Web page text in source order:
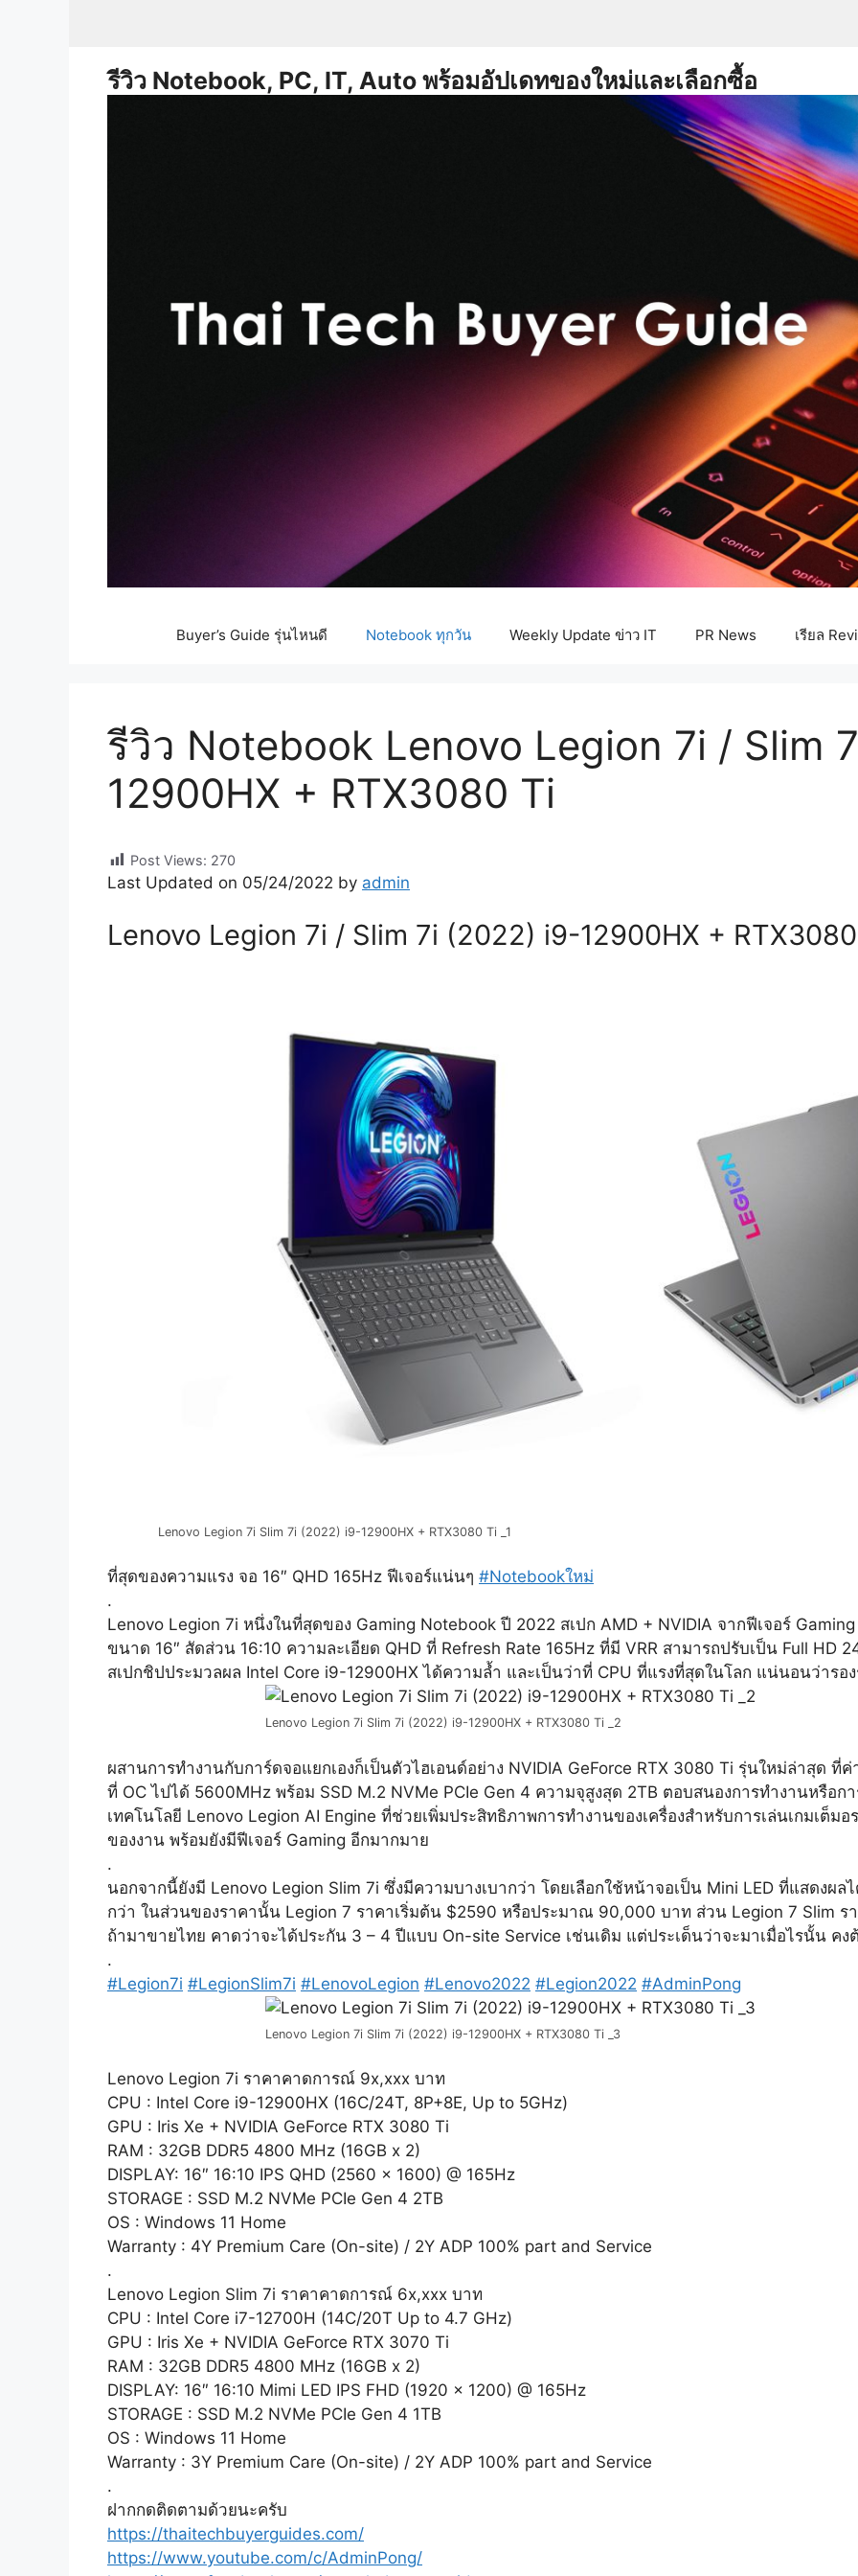
รีวิว Notebook, PC, IT, Auto พร้อมอัปเดทของใหม่และเลือกซื้อ
Buyer’s Guide รุ่นไหนดี Notebook ทุกวัน Weekly Update ข่าว IT PR News เรียล
รีวิว Notebook Lenovo Legion 7i / Slim
12900HX + RTX3080 Ti ​
Post Views: 270
Last Updated on 05/24/2022 by admin
Lenovo Legion 7i / Slim 7i (2022) i9-12900HX +
Lenovo Legion 7i Slim 7i (2022) i9-12900HX + RTX3080 Ti _1
ที่สุดของความแรง จอ 16″ QHD 165Hz ฟีเจอร์แน่นๆ #Notebookใหม่
.
Lenovo Legion 7i หนึ่งในที่สุดของ Gaming Notebook ปี 2022 สเปก AMD + NVIDIA จากฟีเจอร์
ขนาด 16″ สัดส่วน 16:10 ความละเอียด QHD ที่ Refresh Rate 165Hz ที่มี VRR สามารถปรับเป็น Full HD
สเปกชิปประมวลผล Intel Core i9-12900HX ได้ความล้ำ และเป็นว่าที่ CPU ที่แรงที่สุดในโลก แน่นอนว่ารอ
Lenovo Legion 7i Slim 7i (2022) i9-12900HX + RTX3080 Ti _2
ผสานการทำงานกับการ์ดจอแยกเองก็เป็นตัวไฮเอนด์อย่าง NVIDIA GeForce RTX 3080 Ti รุ่นใหม่ล่าสุด ที่
ที่ OC ไปได้ 5600MHz พร้อม SSD M.2 NVMe PCIe Gen 4 ความจุสูงสุด 2TB ตอบสนองการทำงานหรือ
เทคโนโลยี Lenovo Legion AI Engine ที่ช่วยเพิ่มประสิทธิภาพการทำงานของเครื่องสำหรับการเล่นเกมเต็ม
ของงาน พร้อมยังมีฟีเจอร์ Gaming อีกมากมาย
.
นอกจากนี้ยังมี Lenovo Legion Slim 7i ซึ่งมีความบางเบากว่า โดยเลือกใช้หน้าจอเป็น Mini LED ที่แสดงผล
กว่า ในส่วนของราคานั้น Legion 7 ราคาเริ่มต้น $2590 หรือประมาณ 90,000 บาท ส่วน Legion 7 Slim
ถ้ามาขายไทย คาดว่าจะได้ประกัน 3 – 4 ปีแบบ On-site Service เช่นเดิม แต่ประเด็นว่าจะมาเมื่อไรนั้น ค
.
#Legion7i #LegionSlim7i #LenovoLegion #Lenovo2022 #Legion2022 #AdminPong
Lenovo Legion 7i Slim 7i (2022) i9-12900HX + RTX3080 Ti _3
Lenovo Legion 7i ราคาคาดการณ์ 9x,xxx บาท
CPU : Intel Core i9-12900HX (16C/24T, 8P+8E, Up to 5GHz)
GPU : Iris Xe + NVIDIA GeForce RTX 3080 Ti
RAM : 32GB DDR5 4800 MHz (16GB x 2)
DISPLAY: 16″ 16:10 IPS QHD (2560 x 1600) @ 165Hz
STORAGE : SSD M.2 NVMe PCIe Gen 4 2TB
OS : Windows 11 Home
Warranty : 4Y Premium Care (On-site) / 2Y ADP 100% part and Service
.
Lenovo Legion Slim 7i ราคาคาดการณ์ 6x,xxx บาท
CPU : Intel Core i7-12700H (14C/20T Up to 4.7 GHz)
GPU : Iris Xe + NVIDIA GeForce RTX 3070 Ti
RAM : 32GB DDR5 4800 MHz (16GB x 2)
DISPLAY: 16″ 16:10 Mimi LED IPS FHD (1920 x 1200) @ 165Hz
STORAGE : SSD M.2 NVMe PCIe Gen 4 1TB
OS : Windows 11 Home
Warranty : 3Y Premium Care (On-site) / 2Y ADP 100% part and Service
.
ฝากกดติดตามด้วยนะครับ
https://thaitechbuyerguides.com/
https://www.youtube.com/c/AdminPong/